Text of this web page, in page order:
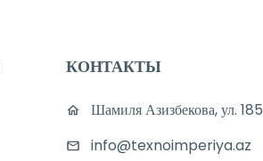
КОНТАКТЫ
Шамиля Азизбекова, ул. 185
info@texnoimperiya.az